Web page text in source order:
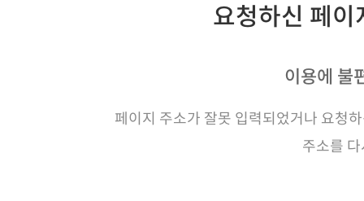
요청하신 페
이용에 불
페이지 주소가 잘못 입력되었거나 요청
주소를